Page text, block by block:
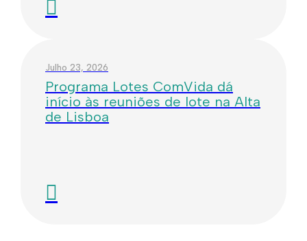
Julho 23, 2026
Programa Lotes ComVida dá
início às reuniões de lote na Alta
de Lisboa